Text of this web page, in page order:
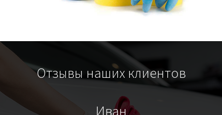
Отзывы наших клиентов
Иван